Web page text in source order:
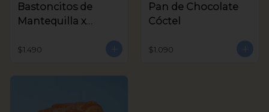
Bastoncitos de
Mantequilla x
$1.490
Pan de Chocolate
Cóctel
$1.090